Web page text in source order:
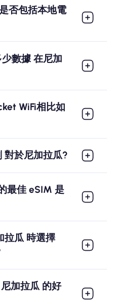
否包括本地電
數據 在尼加
WiFi相比如
對於尼加拉瓜?
最佳 eSIM 是
拉瓜 時選擇
加拉瓜 的好